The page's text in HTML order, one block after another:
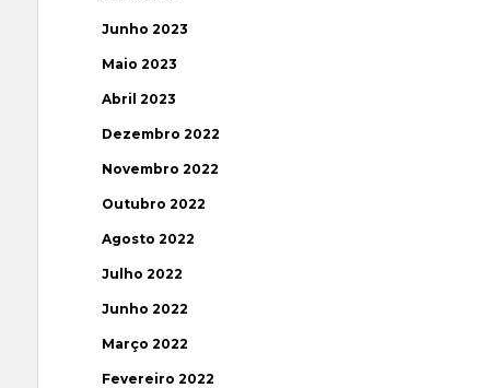
Junho 2023
Maio 2023
Abril 2023
Dezembro 2022
Novembro 2022
Outubro 2022
Agosto 2022
Julho 2022
Junho 2022
Março 2022
Fevereiro 2022